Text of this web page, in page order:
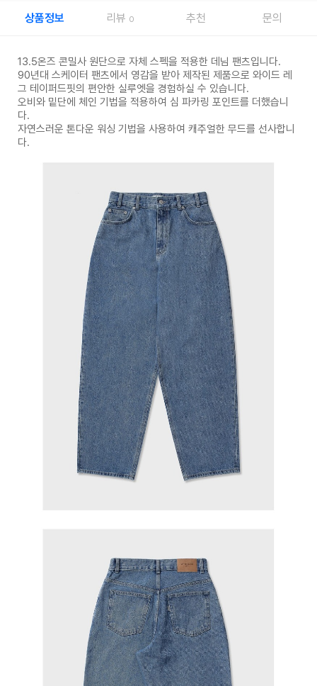
상품정보 리뷰 0 추천 문의
13.5온즈 콘밀사 원단으로 자체 스펙을 적용한 데님 팬츠입니다.
90년대 스케이터 팬츠에서 영감을 받아 제작된 제품으로 와이드 레
그 테이퍼드핏의 편안한 실루엣을 경험하실 수 있습니다.
오비와 밑단에 체인 기법을 적용하여 심 파카링 포인트를 더했습니
다.
자연스러운 톤다운 워싱 기법을 사용하여 캐주얼한 무드를 선사합니
다.